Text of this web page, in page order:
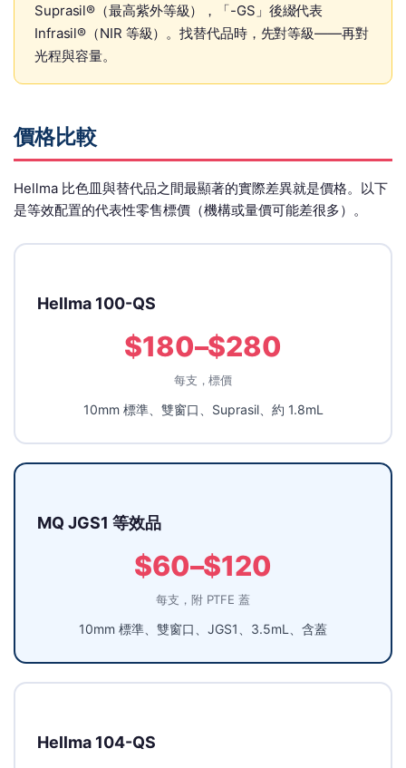
Suprasil®（最高紫外等級），「-GS」後綴代表
Infrasil®（NIR 等級）。找替代品時，先對等級——再對
光程與容量。
價格比較
Hellma 比色皿與替代品之間最顯著的實際差異就是價格。以下
是等效配置的代表性零售標價（機構或量價可能差很多）。
Hellma 100-QS
$180–$280
每支，標價
10mm 標準、雙窗口、Suprasil、約 1.8mL
MQ JGS1 等效品
$60–$120
每支，附 PTFE 蓋
10mm 標準、雙窗口、JGS1、3.5mL、含蓋
Hellma 104-QS